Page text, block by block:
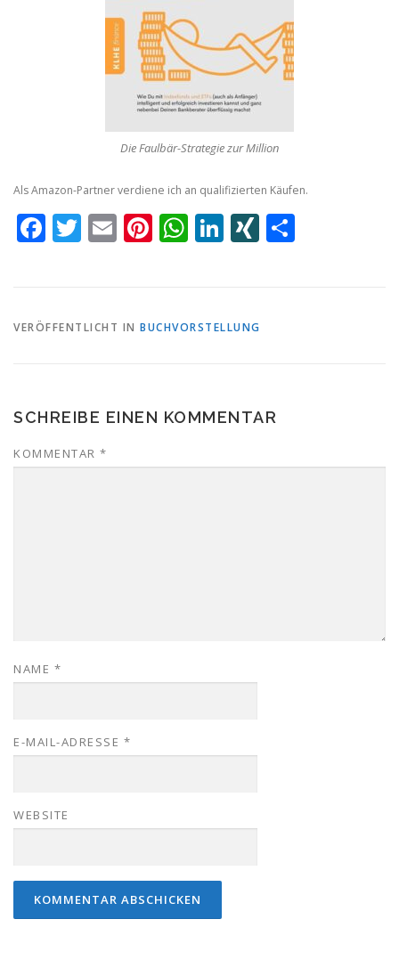
Die Faulbär-Strategie zur Million
Als Amazon-Partner verdiene ich an qualifizierten Käufen.
Facebook
Twitter
EmailPinterest
WhatsApp
LinkedIn
XING
VERÖFFENTLICHT IN BUCHVORSTELLUNG
SCHREIBE EINEN KOMMENTAR
KOMMENTAR *
NAME *
E-MAIL-ADRESSE *
WEBSITE